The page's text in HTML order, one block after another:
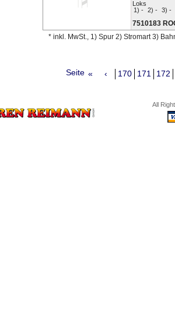
Loks
1) - 2) - 3) -
7510183
* inkl. MwSt., 1) Spur 2) Stromart 3)
Seite « ‹ 170 171 172
All